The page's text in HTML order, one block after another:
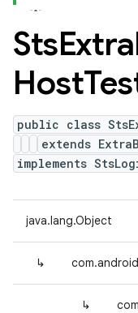
StsExtra
Host
public class
extends
implements
java.lang.Object
↳
↳